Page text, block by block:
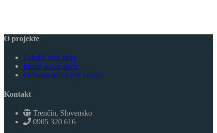
O projekte
Založiť svoj blog
Pridať novú akciu
Ochrana osobných údajov
Kontakt
Trenčín, Slovensko
0905 320 616